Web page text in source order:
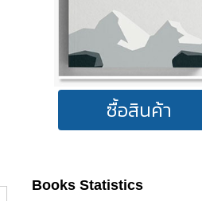
ซื้อสินค้า
Books Statistics